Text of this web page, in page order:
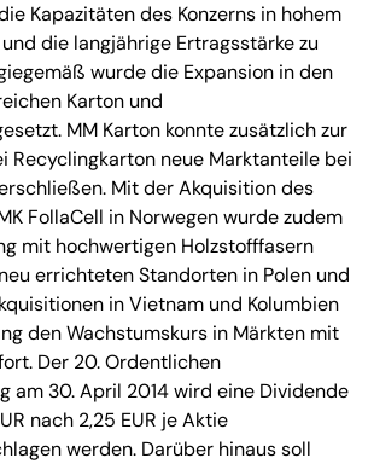
Kapazitäten des Konzerns in hohem
die langjährige Ertragsstärke zu
wurde die Expansion in den
Karton und
MM Karton konnte zusätzlich zur
Recyclingkarton neue Marktanteile bei
Mit der Akquisition des
FollaCell in Norwegen wurde zudem
mit hochwertigen Holzstofffasern
errichteten Standorten in Polen und
in Vietnam und Kolumbien
den Wachstumskurs in Märkten mit
Der 20. Ordentlichen
am 30. April 2014 wird eine Dividende
nach 2,25 EUR je Aktie
werden. Darüber hinaus soll